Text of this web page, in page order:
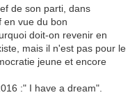
de son parti, dans
en vue du bon
doit-on revenir en
mais il n'est pas pour le
jeune et encore
:" I have a dream".